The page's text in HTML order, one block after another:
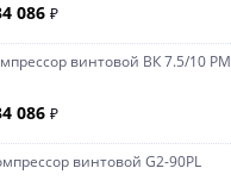
086 ₽
винтовой ВК 7.5/10 PM
086 ₽
винтовой G2-90PL